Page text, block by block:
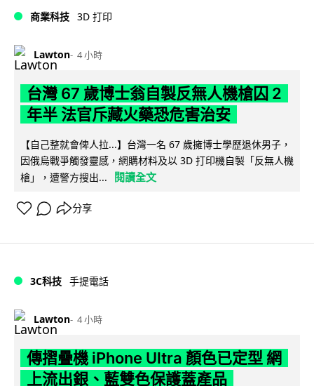
商業科技 3D 打印
Lawton 4 小時
台灣 67 歲博士翁自製反無人機槍囚 2
年半 法官斥藏火藥恐危害治安
【自己整就會俾人拉...】台灣一名 67 歲擁博士學歷退休男子，
因俄烏戰爭觸發靈感，網購材料及以 3D 打印機自製「反無人機
槍」，遭警方搜出...
閱讀全文
分享
3C科技 手提電話
Lawton 4 小時
傳摺疊機 iPhone Ultra 顏色已定型 網
上流出銀、藍雙色保護蓋產品